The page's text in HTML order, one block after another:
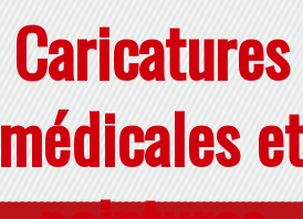
Caricatures
médicales